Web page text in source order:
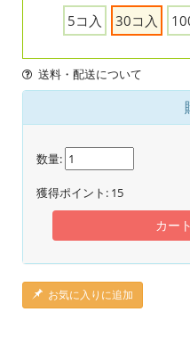
5コ入
30コ入
送料・配送について
数量:
獲得ポイント: 15
カー
お気に入りに追加